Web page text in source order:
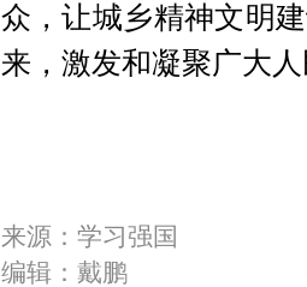
众，让城乡精神文明
来，激发和凝聚广大
来源：学习强国
编辑：戴鹏